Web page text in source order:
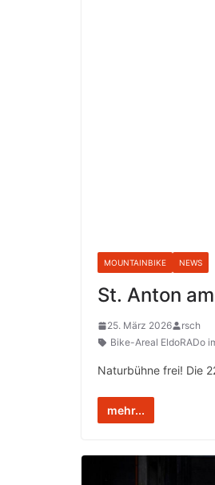
MOUNTAINBIKE NEWS
St. Anton
25. März 2026
rsch
Bike-Areal EldoRADo
Naturbühne frei! Die
mehr...